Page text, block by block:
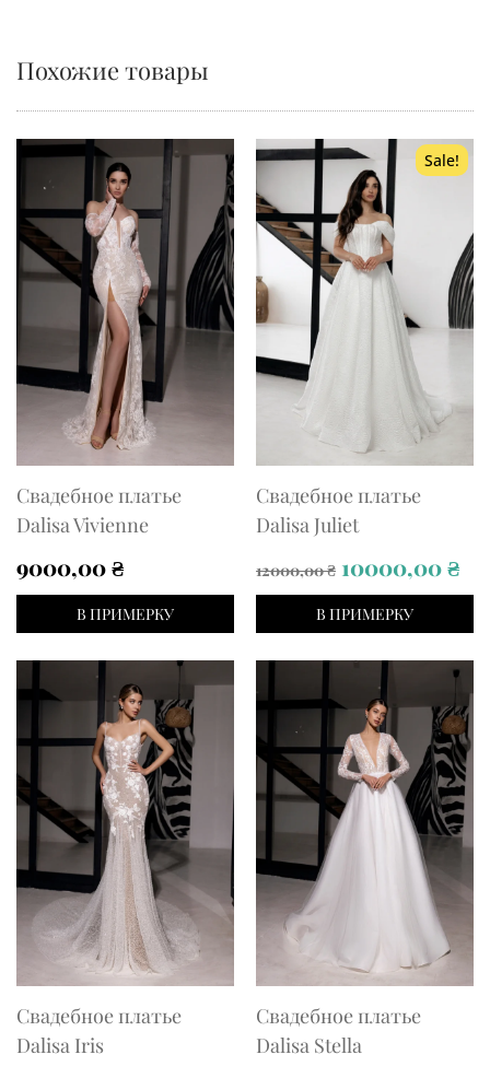
Похожие товары
Свадебное платье
Dalisa Vivienne
9000,00₴
В ПРИМЕРКУ
Sale!
Свадебное платье
Dalisa Juliet
12000,00₴ Original
price
was:
12000,00 ₴.
10000,00₴
is:
В ПРИМЕРКУ
Свадебное платье
Dalisa Iris
Свадебное платье
Dalisa Stella